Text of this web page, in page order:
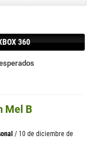
360
Mel B
/ 10 de diciembre de